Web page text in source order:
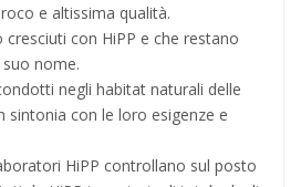
e altissima qualità.
con HiPP e che restano
nome.
negli habitat naturali delle
sintonia con le loro esigenze e
HiPP controllano sul posto